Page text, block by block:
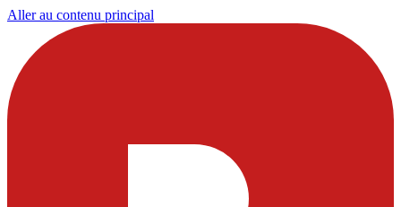
Aller au contenu principal